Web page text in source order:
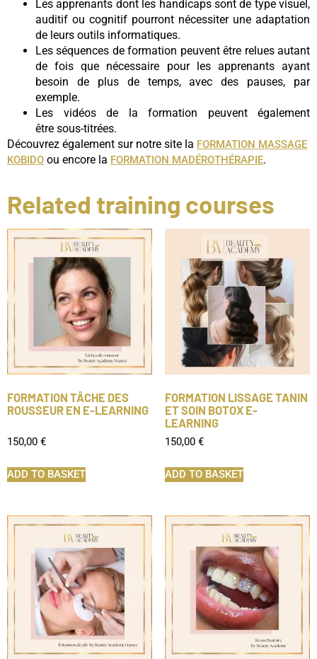
Les apprenants dont les handicaps sont de type visuel,
auditif ou cognitif pourront nécessiter une adaptation
de leurs outils informatiques.
Les séquences de formation peuvent être relues autant
de fois que nécessaire pour les apprenants ayant
besoin de plus de temps, avec des pauses, par
exemple.
Les vidéos de la formation peuvent également
être sous-titrées.
Découvrez également sur notre site la FORMATION MASSAGE
KOBIDO ou encore la FORMATION MADÉROTHÉRAPIE.
Related training courses
FORMATION TÂCHE DES
ROUSSEUR EN E-LEARNING
150,00 €
ADD TO BASKET
FORMATION LISSAGE TANIN
ET SOIN BOTOX E-
LEARNING
150,00 €
ADD TO BASKET